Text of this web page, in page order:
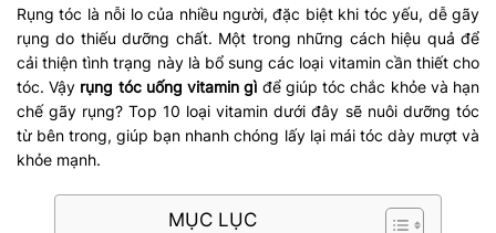
Rụng tóc là nỗi lo của nhiều người, đặc biệt khi tóc yếu, dễ gãy
rụng do thiếu dưỡng chất. Một trong những cách hiệu quả để
cải thiện tình trạng này là bổ sung các loại vitamin cần thiết cho
tóc. Vậy rụng tóc uống vitamin gì để giúp tóc chắc khỏe và hạn
chế gãy rụng? Top 10 loại vitamin dưới đây sẽ nuôi dưỡng tóc
từ bên trong, giúp bạn nhanh chóng lấy lại mái tóc dày mượt và
khỏe mạnh.
MỤC LỤC